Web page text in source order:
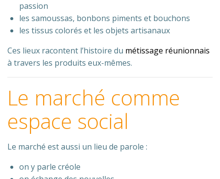
passion
les samoussas, bonbons piments et bouchons
les tissus colorés et les objets artisanaux
Ces lieux racontent l’histoire du métissage réunionnais
à travers les produits eux-mêmes.
Le marché comme
espace social
Le marché est aussi un lieu de parole :
on y parle créole